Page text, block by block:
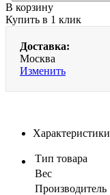
В корзину
Купить в 1 клик
Доставка:
Москва
Изменить
Характеристики
Тип товара
Вес
Производитель